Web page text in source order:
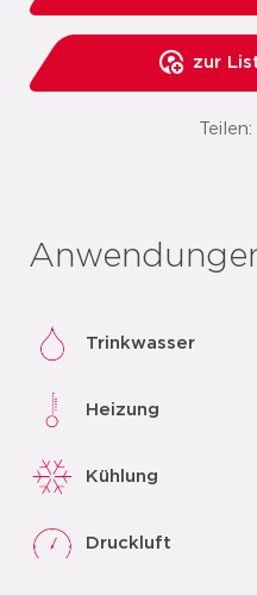
zur
Teilen:
Trinkwasser
Heizung
Kühlung
Druckluft